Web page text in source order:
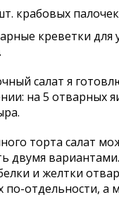
крабовых палочек
креветки для
салат я
на 5 отварных
торта салат
двумя
и желтки
по-отдельности, а